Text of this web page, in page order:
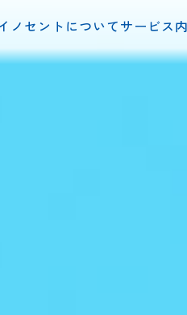
ノセントについてサービス